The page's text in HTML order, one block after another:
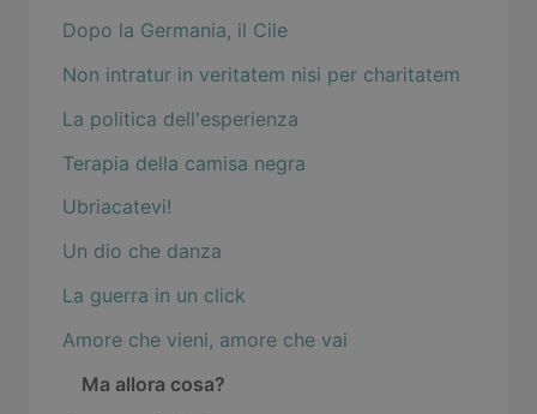
Dopo la Germania, il Cile
Non intratur in veritatem nisi per charitatem
La politica dell'esperienza
Terapia della camisa negra
Ubriacatevi!
Un dio che danza
La guerra in un click
Amore che vieni, amore che vai
Ma allora cosa?